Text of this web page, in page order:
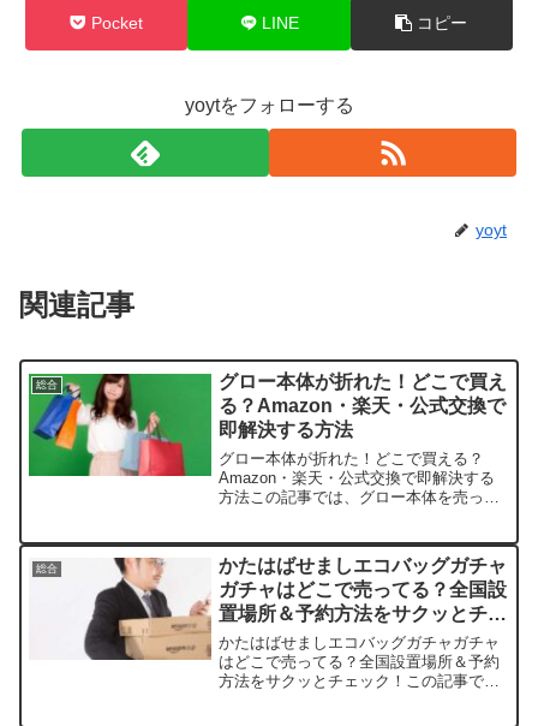
Pocket LINE コピー
yoytをフォローする
yoyt
関連記事
総合
グロー本体が折れた！どこで買え
る？Amazon・楽天・公式交換で
即解決する方法
グロー本体が折れた！どこで買える？
Amazon・楽天・公式交換で即解決する
方法この記事では、グロー本体を売って
障で困っているあなたに、すぐに役立つ
情報をまとめました。店...
総合
かたはばせましエコバッグガチャ
ガチャはどこで売ってる？全国設
置場所＆予約方法をサクッとチェ
ック！
かたはばせましエコバッグガチャガチャ
はどこで売ってる？全国設置場所＆予約
方法をサクッとチェック！この記事で